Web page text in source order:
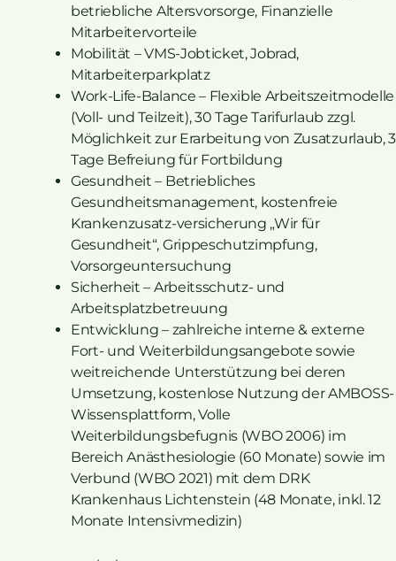
betriebliche Altersvorsorge, Finanzielle
Mitarbeitervorteile
Mobilität – VMS-Jobticket, Jobrad,
Mitarbeiterparkplatz
Work-Life-Balance – Flexible Arbeitszeitmodelle
(Voll- und Teilzeit), 30 Tage Tarifurlaub zzgl.
Möglichkeit zur Erarbeitung von Zusatzurlaub, 3
Tage Befreiung für Fortbildung
Gesundheit – Betriebliches
Gesundheitsmanagement, kostenfreie
Krankenzusatz-versicherung „Wir für
Gesundheit“, Grippeschutzimpfung,
Vorsorgeuntersuchung
Sicherheit – Arbeitsschutz- und
Arbeitsplatzbetreuung
Entwicklung – zahlreiche interne & externe
Fort- und Weiterbildungsangebote sowie
weitreichende Unterstützung bei deren
Umsetzung, kostenlose Nutzung der AMBOSS-
Wissensplattform, Volle
Weiterbildungsbefugnis (WBO 2006) im
Bereich Anästhesiologie (60 Monate) sowie im
Verbund (WBO 2021) mit dem DRK
Krankenhaus Lichtenstein (48 Monate, inkl. 12
Monate Intensivmedizin)